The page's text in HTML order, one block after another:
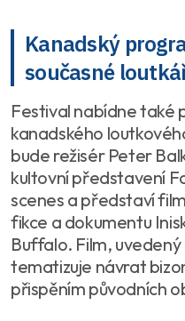
Kanadský
současné
Festival nabídne také
kanadského
bude režisér Peter
kultovní představení
scenes a představí
fikce a dokumentu
Buffalo. Film,
tematizuje návrat
přispěním původních